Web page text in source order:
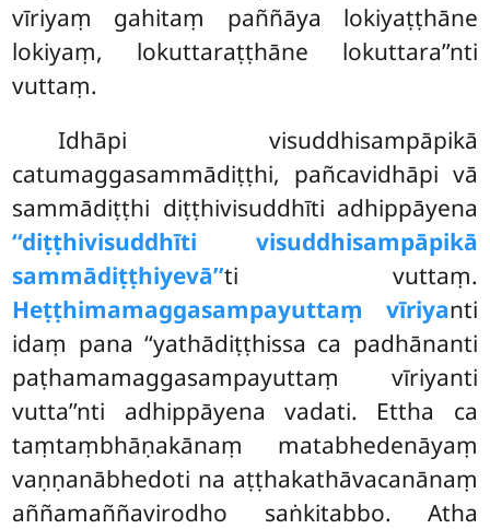
vīriyaṃ gahitaṃ paññāya lokiyaṭṭhāne
lokiyaṃ, lokuttaraṭṭhāne lokuttara’’nti
vuttaṃ.
Idhāpi visuddhisampāpikā
catumaggasammādiṭṭhi, pañcavidhāpi vā
sammādiṭṭhi diṭṭhivisuddhīti adhippāyena
‘‘diṭṭhivisuddhīti visuddhisampāpikā
sammādiṭṭhiyevā’’ti vuttaṃ.
Heṭṭhimamaggasampayuttaṃ vīriyanti
idaṃ pana ‘‘yathādiṭṭhissa ca padhānanti
paṭhamamaggasampayuttaṃ vīriyanti
vutta’’nti adhippāyena vadati. Ettha ca
taṃtaṃbhāṇakānaṃ matabhedenāyaṃ
vaṇṇanābhedoti na aṭṭhakathāvacanānaṃ
aññamaññavirodho saṅkitabbo. Atha